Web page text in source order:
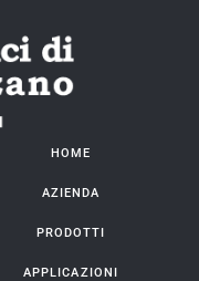
HOME
AZIENDA
PRODOTTI
APPLICAZIONI